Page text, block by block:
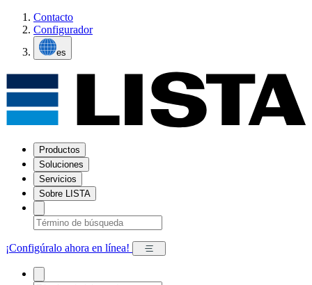
Contacto
Configurador
es
Productos
Soluciones
Servicios
Sobre LISTA
¡Configúralo ahora en línea!